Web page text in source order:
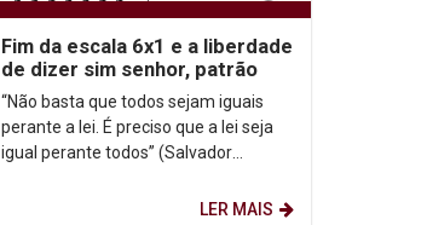
Fim da escala 6x1 e a liberdade
de dizer sim senhor, patrão
“Não basta que todos sejam iguais
perante a lei. É preciso que a lei seja
igual perante todos” (Salvador
LER MAIS